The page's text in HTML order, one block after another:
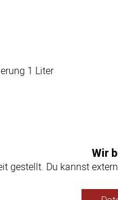
1 Liter
Wir
gestellt. Du kannst